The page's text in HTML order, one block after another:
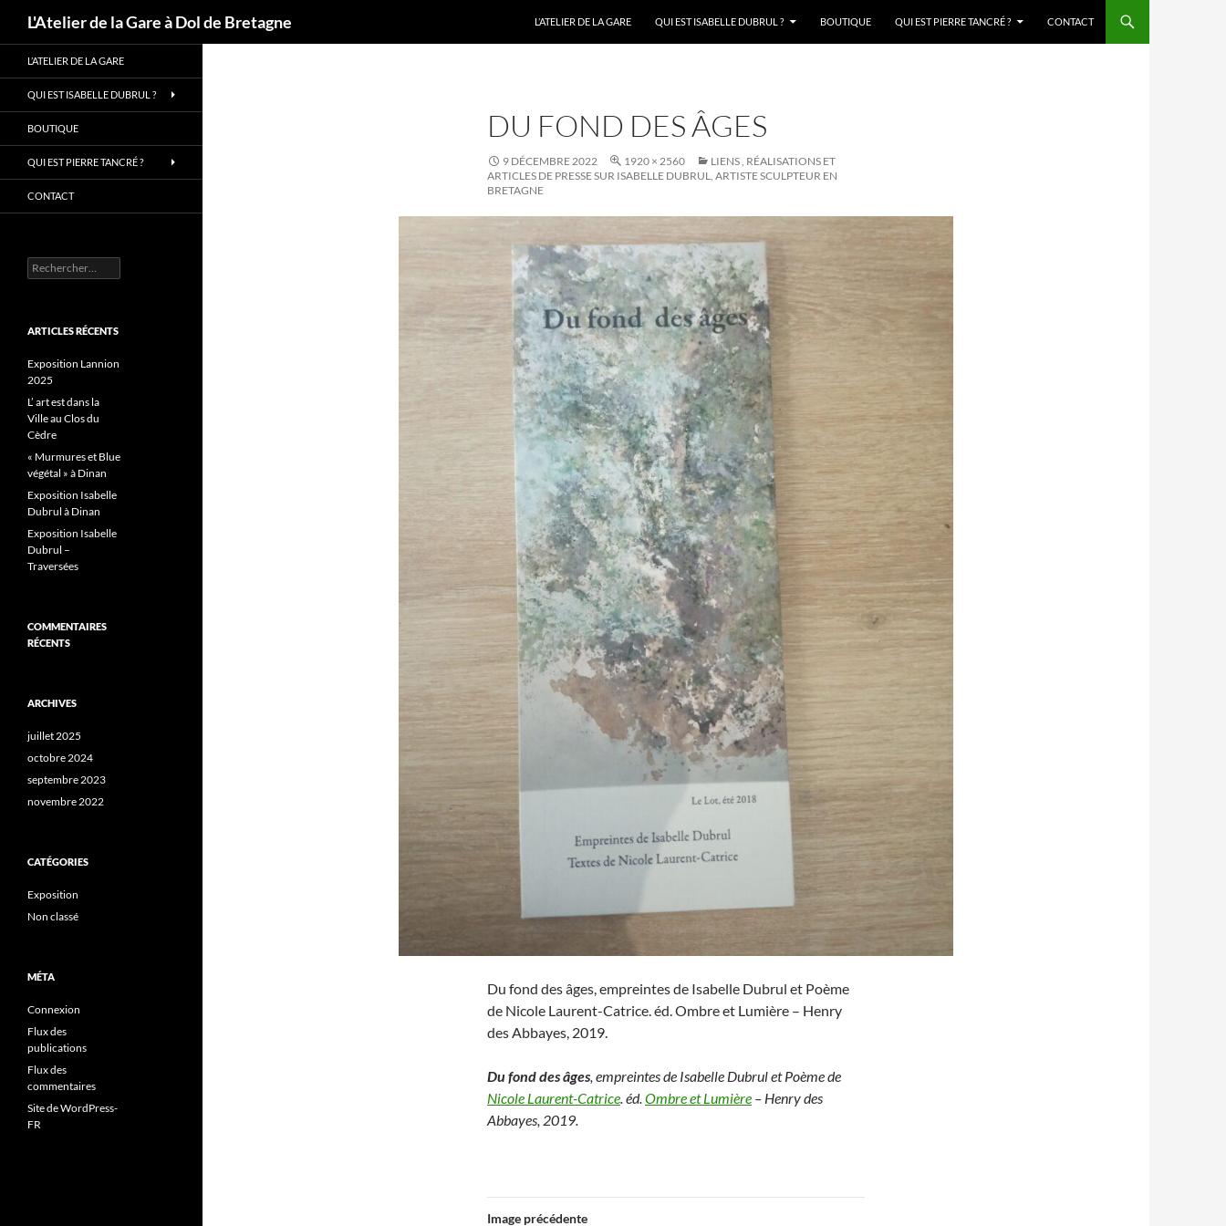
Aller
au
contenu
L'Atelier de la Gare à Dol de Bretagne L’ATELIER DE LA GARE QUI EST ISABELLE DUBRUL ? BOUTIQUE QUI EST PIERRE TANCRÉ ? CONTACT
DU FOND DES ÂGES
9 DÉCEMBRE 2022 1920 × 2560
LIENS , RÉALISATIONS ET
ARTICLES DE PRESSE SUR ISABELLE DUBRUL, ARTISTE SCULPTEUR EN
BRETAGNE
Du fond des âges, empreintes de Isabelle Dubrul et Poème
de Nicole Laurent-Catrice. éd. Ombre et Lumière – Henry
des Abbayes, 2019.
Du fond des âges , empreintes de Isabelle Dubrul et Poème de
Nicole Laurent-Catrice . éd. Ombre et Lumière – Henry des
Abbayes, 2019.
Image précédente
L’ATELIER DE LA GARE
QUI EST ISABELLE DUBRUL ?
BOUTIQUE
QUI EST PIERRE TANCRÉ ?
CONTACT
Rechercher :
ARTICLES RÉCENTS
Exposition Lannion
2025
L’ art est dans la
Ville au Clos du
Cèdre
« Murmures et Blue
végétal » à Dinan
Exposition Isabelle
Dubrul à Dinan
Exposition Isabelle
Dubrul –
Traversées
COMMENTAIRES
RÉCENTS
ARCHIVES
juillet 2025
octobre 2024
septembre 2023
novembre 2022
CATÉGORIES
Exposition
Non classé
MÉTA
Connexion
Flux des
publications
Flux des
commentaires
Site de WordPress-
FR